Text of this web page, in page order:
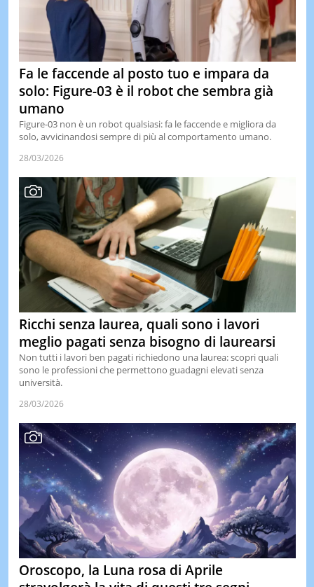
Fa le faccende al posto tuo e impara da
solo: Figure-03 è il robot che sembra già
umano
Figure-03 non è un robot qualsiasi: fa le faccende e migliora da
solo, avvicinandosi sempre di più al comportamento umano.
28/03/2026
Ricchi senza laurea, quali sono i lavori
meglio pagati senza bisogno di laurearsi
Non tutti i lavori ben pagati richiedono una laurea: scopri quali
sono le professioni che permettono guadagni elevati senza
università.
28/03/2026
Oroscopo, la Luna rosa di Aprile